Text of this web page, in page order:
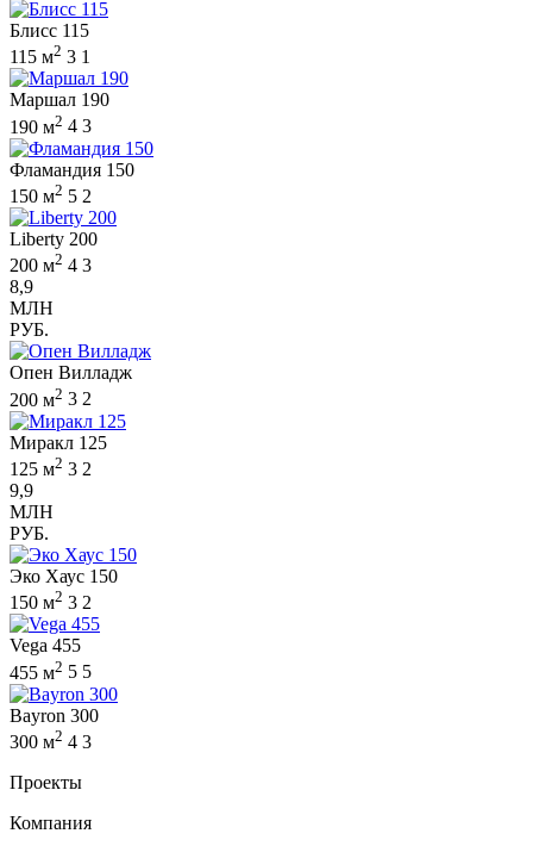
Блисс 115
115 м2 3 1
Маршал 190
190 м2 4 3
Фламандия 150
150 м2 5 2
Liberty 200
200 м2 4 3
8,9
МЛН
РУБ.
Опен Вилладж
200 м2 3 2
Миракл 125
125 м2 3 2
9,9
МЛН
РУБ.
Эко Хаус 150
150 м2 3 2
Vega 455
455 м2 5 5
Bayron 300
300 м2 4 3
Проекты
Компания